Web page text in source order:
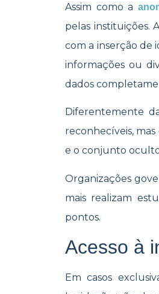
Assim como a
pelas instituições.
com a inserção de
informações ou
dados
Diferentemente
reconhecíveis, mas
e o conjunto
Organizações
mais realizam
pontos.
Acesso à
Em casos